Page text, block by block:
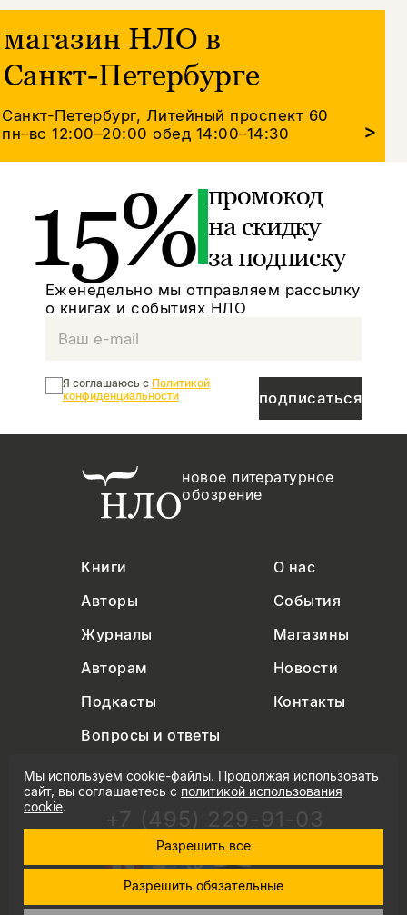
магазин НЛО в
Санкт-Петербурге
Санкт-Петербург, Литейный проспект 60
пн–вс 12:00–20:00обед 14:00–14:30 >
15% промокод
на скидку
за подписку
Еженедельно мы отправляем рассылку
о книгах и событиях НЛО
подписаться
Я соглашаюсь с Политикой
конфиденциальности
новое литературное
обозрение
Книги
О нас
Авторы
События
Журналы
Магазины
Авторам
Новости
Подкасты
Контакты
Вопросы и ответы
+7 (495) 229-91-03
info@nlobooks.ru
Мы используем cookie-файлы. Продолжая использовать
сайт, вы соглашаетесь с политикой использования
cookie.
Разрешить все
Разрешить обязательные